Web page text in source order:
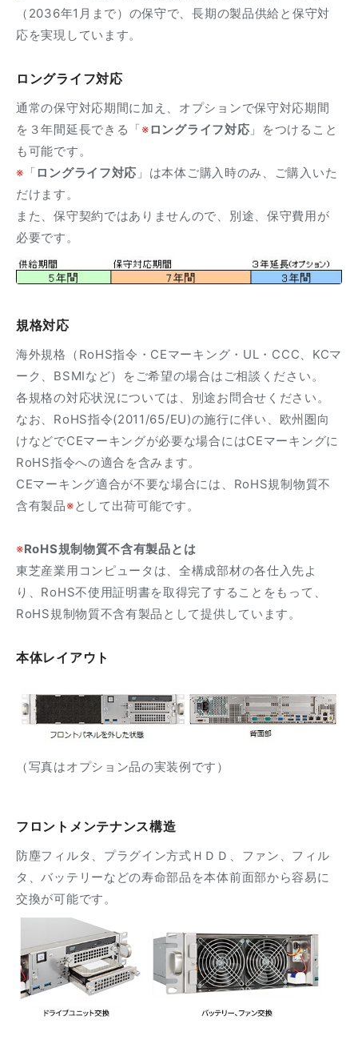
（2036年1月まで）の保守で、長期の製品供給と保守対
応を実現しています。
ロングライフ対応
通常の保守対応期間に加え、オプションで保守対応期間
を３年間延長できる「※ロングライフ対応 」をつけること
も可能です。
※ 「ロングライフ対応 」は本体ご購入時のみ、ご購入いた
だけます。
また、保守契約ではありませんので、別途、保守費用が
必要です。
規格対応
海外規格（RoHS指令・CEマーキング・UL・CCC、KCマ
ーク、BSMIなど）をご希望の場合はご相談ください。
各規格の対応状況については、別途お問合せください。
なお、RoHS指令(2011/65/EU)の施行に伴い、欧州圏向
けなどでCEマーキングが必要な場合にはCEマーキングに
RoHS指令への適合を含みます。
CEマーキング適合が不要な場合には、RoHS規制物質不
含有製品※として出荷可能です。
※RoHS規制物質不含有製品とは
東芝産業用コンピュータは、全構成部材の各仕入先よ
り、RoHS不使用証明書を取得完了することをもって、
RoHS規制物質不含有製品として提供しています。
本体レイアウト
（写真はオプション品の実装例です）
フロントメンテナンス構造
防塵フィルタ、プラグイン方式ＨＤＤ、ファン、フィル
タ、バッテリーなどの寿命部品を本体前面部から容易に
交換が可能です。